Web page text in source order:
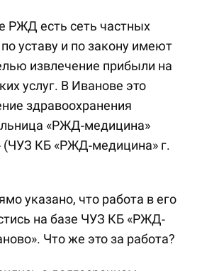
РЖД есть сеть частных
уставу и по закону имеют
извлечение прибыли на
услуг. В Иванове это
здравоохранения
«РЖД-медицина»
(ЧУЗ КБ «РЖД-медицина» г.
указано, что работа в его
на базе ЧУЗ КБ «РЖД-
Что же это за работа?